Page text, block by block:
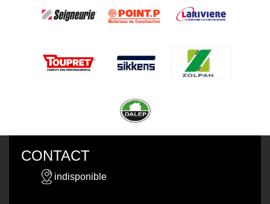
CONTACT
indisponible